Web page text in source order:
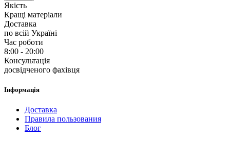
Якість
Кращі матеріали
Доставка
по всій Україні
Час роботи
8:00 - 20:00
Консультація
досвідченого фахівця
Інформація
Доставка
Правила пользования
Блог